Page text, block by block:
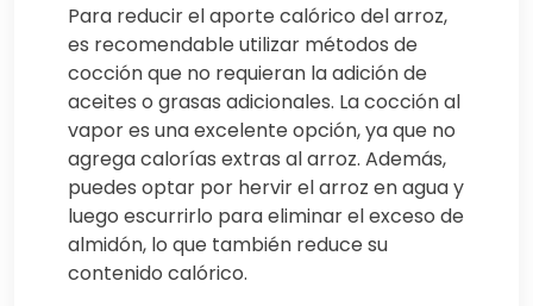
Para reducir el aporte calórico del arroz,
es recomendable utilizar métodos de
cocción que no requieran la adición de
aceites o grasas adicionales. La cocción al
vapor es una excelente opción, ya que no
agrega calorías extras al arroz. Además,
puedes optar por hervir el arroz en agua y
luego escurrirlo para eliminar el exceso de
almidón, lo que también reduce su
contenido calórico.